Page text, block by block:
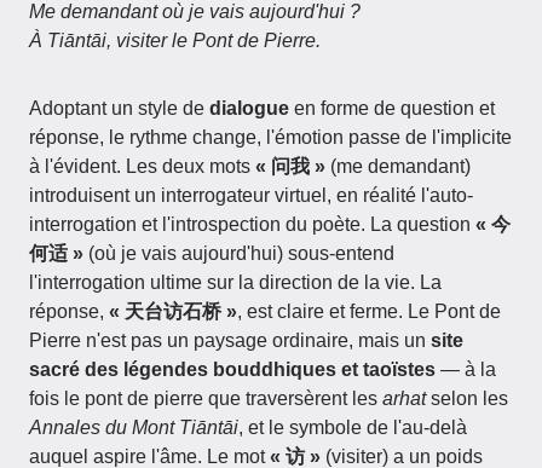
Me demandant où je vais aujourd'hui ?
À Tiāntāi, visiter le Pont de Pierre.
Adoptant un style de dialogue en forme de question et
réponse, le rythme change, l'émotion passe de l'implicite
à l'évident. Les deux mots « 问我 » (me demandant)
introduisent un interrogateur virtuel, en réalité l'auto-
interrogation et l'introspection du poète. La question « 今
何适 » (où je vais aujourd'hui) sous-entend
l'interrogation ultime sur la direction de la vie. La
réponse, « 天台访石桥 », est claire et ferme. Le Pont de
Pierre n'est pas un paysage ordinaire, mais un site
sacré des légendes bouddhiques et taoïstes — à la
fois le pont de pierre que traversèrent les arhatselon les
Annales du Mont Tiāntāi, et le symbole de l'au-delà
auquel aspire l'âme. Le mot« 访 » (visiter) a un poids